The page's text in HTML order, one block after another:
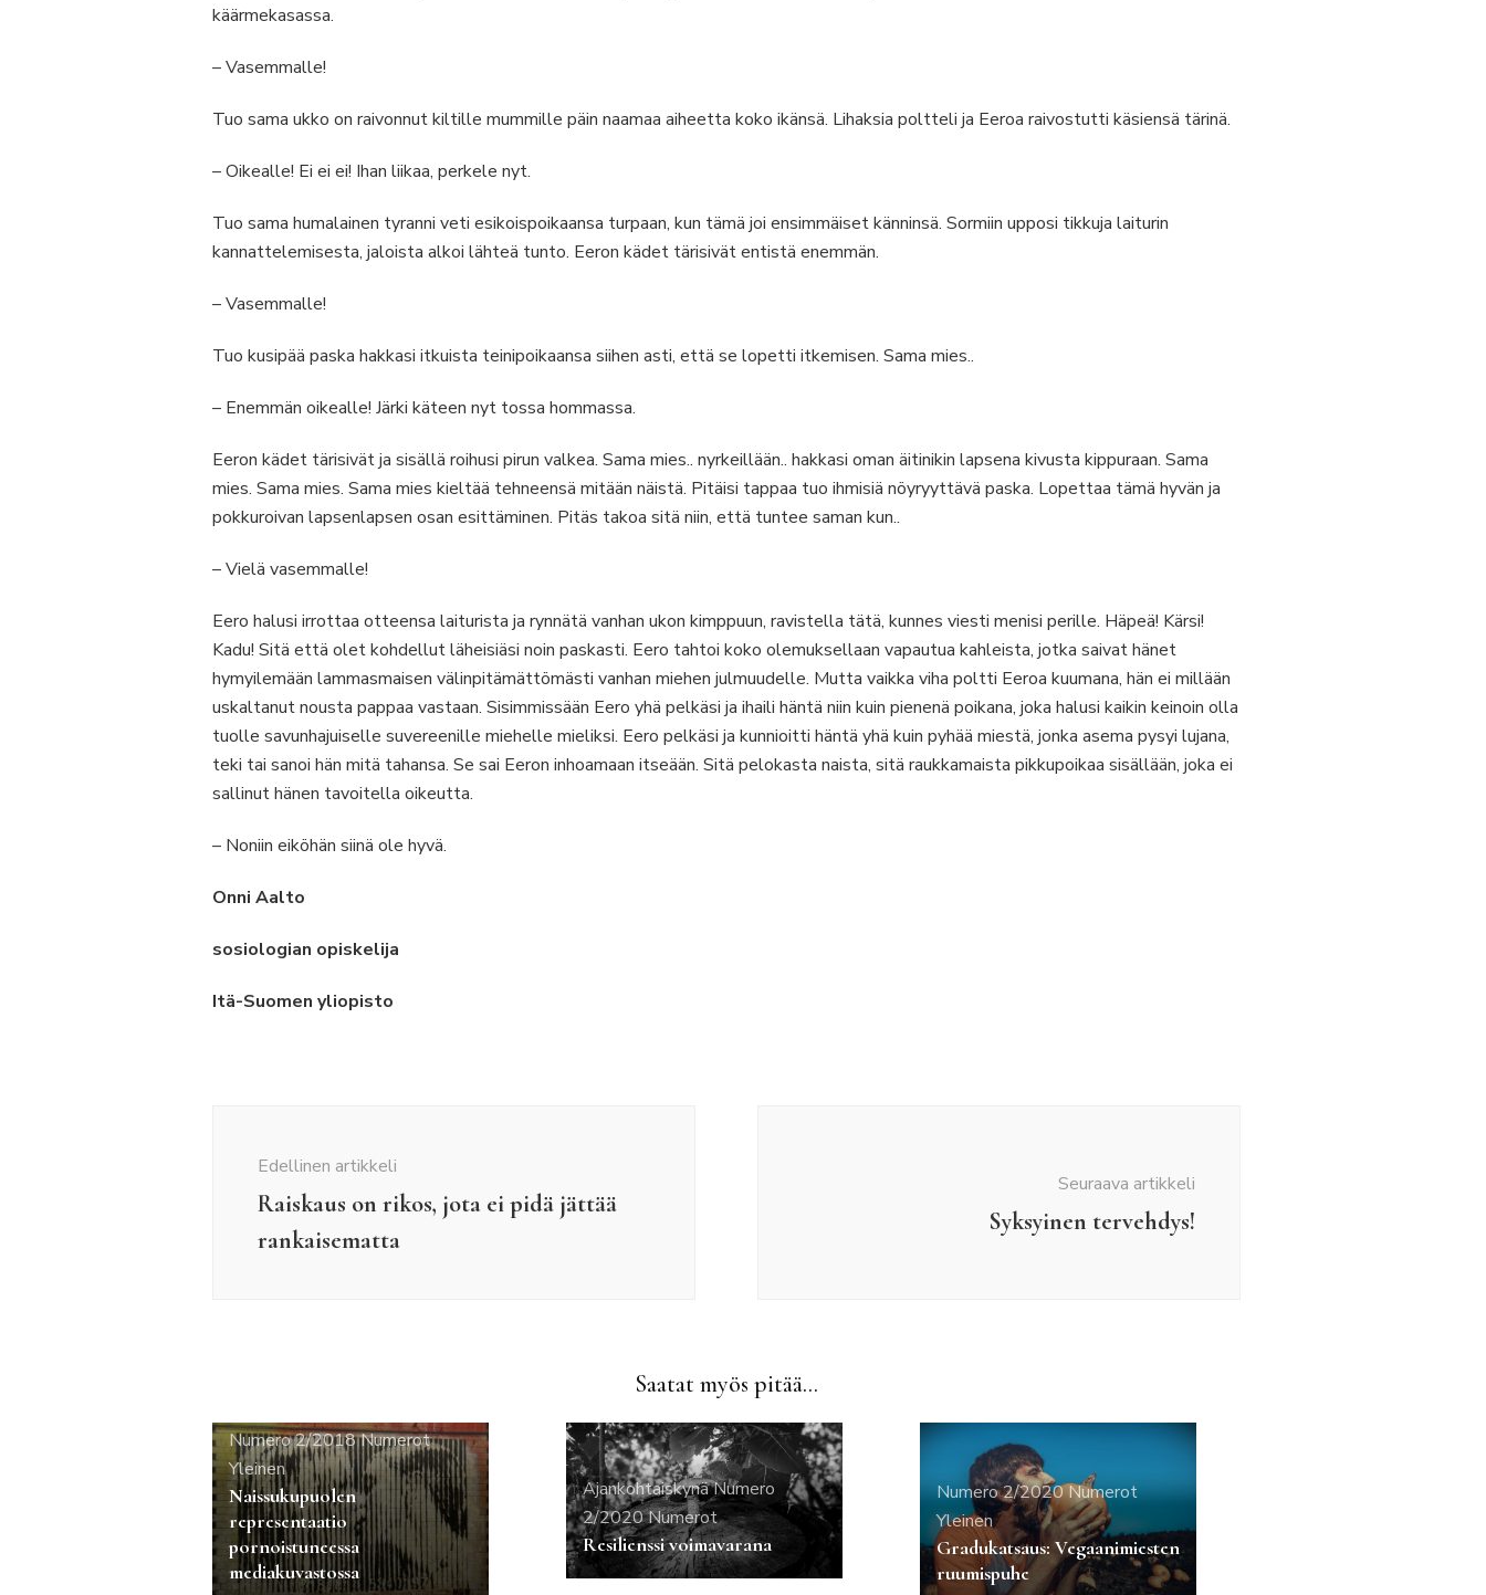
käärmekasassa.
– Vasemmalle!
Tuo sama ukko on raivonnut kiltille mummille päin naamaa aiheetta koko ikänsä. Lihaksia poltteli ja Eeroa raivostutti käsiensä tärinä.
– Oikealle! Ei ei ei! Ihan liikaa, perkele nyt.
Tuo sama humalainen tyranni veti esikoispoikaansa turpaan, kun tämä joi ensimmäiset känninsä. Sormiin upposi tikkuja laiturin
kannattelemisesta, jaloista alkoi lähteä tunto. Eeron kädet tärisivät entistä enemmän.
– Vasemmalle!
Tuo kusipää paska hakkasi itkuista teinipoikaansa siihen asti, että se lopetti itkemisen. Sama mies..
– Enemmän oikealle! Järki käteen nyt tossa hommassa.
Eeron kädet tärisivät ja sisällä roihusi pirun valkea. Sama mies.. nyrkeillään.. hakkasi oman äitinikin lapsena kivusta kippuraan. Sama
mies. Sama mies. Sama mies kieltää tehneensä mitään näistä. Pitäisi tappaa tuo ihmisiä nöyryyttävä paska. Lopettaa tämä hyvän ja
pokkuroivan lapsenlapsen osan esittäminen. Pitäs takoa sitä niin, että tuntee saman kun..
– Vielä vasemmalle!
Eero halusi irrottaa otteensa laiturista ja rynnätä vanhan ukon kimppuun, ravistella tätä, kunnes viesti menisi perille. Häpeä! Kärsi!
Kadu! Sitä että olet kohdellut läheisiäsi noin paskasti. Eero tahtoi koko olemuksellaan vapautua kahleista, jotka saivat hänet
hymyilemään lammasmaisen välinpitämättömästi vanhan miehen julmuudelle. Mutta vaikka viha poltti Eeroa kuumana, hän ei millään
uskaltanut nousta pappaa vastaan. Sisimmissään Eero yhä pelkäsi ja ihaili häntä niin kuin pienenä poikana, joka halusi kaikin keinoin olla
tuolle savunhajuiselle suvereenille miehelle mieliksi. Eero pelkäsi ja kunnioitti häntä yhä kuin pyhää miestä, jonka asema pysyi lujana,
teki tai sanoi hän mitä tahansa. Se sai Eeron inhoamaan itseään. Sitä pelokasta naista, sitä raukkamaista pikkupoikaa sisällään, joka ei
sallinut hänen tavoitella oikeutta.
– Noniin eiköhän siinä ole hyvä.
Onni Aalto
sosiologian opiskelija
Itä-Suomen yliopisto
Edellinen artikkeli
Raiskaus on rikos, jota ei pidä jättää
rankaisematta
Seuraava artikkeli
Syksyinen tervehdys!
Saatat myös pitää...
Numero 2/2018Numerot
Yleinen
Naissukupuolen
representaatio
pornoistuneessa
mediakuvastossa
AjankohtaiskynäNumero
2/2020Numerot
Resilienssi voimavarana
Numero 2/2020Numerot
Yleinen
Gradukatsaus: Vegaanimiesten
ruumispuhe